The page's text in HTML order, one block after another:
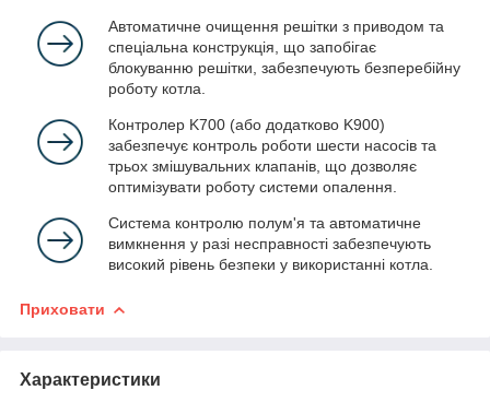
Автоматичне очищення решітки з приводом та
спеціальна конструкція, що запобігає
блокуванню решітки, забезпечують безперебійну
роботу котла.
Контролер K700 (або додатково K900)
забезпечує контроль роботи шести насосів та
трьох змішувальних клапанів, що дозволяє
оптимізувати роботу системи опалення.
Система контролю полум'я та автоматичне
вимкнення у разі несправності забезпечують
високий рівень безпеки у використанні котла.
Приховати
Характеристики